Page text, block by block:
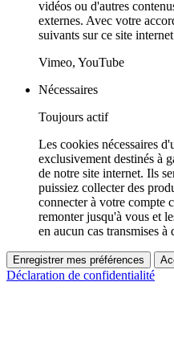
vidéos ou d'autres
externes. Avec votre
suivants sur ce site
Vimeo, YouTube
Nécessaires
Toujours actif
Les cookies nécessaires
exclusivement destinés à
de notre site internet. Ils
puissiez collecter des
connecter à votre compte
remonter jusqu'à vous et
en aucun cas transmises à
Enregistrer mes préférences
Déclaration de confidentialité